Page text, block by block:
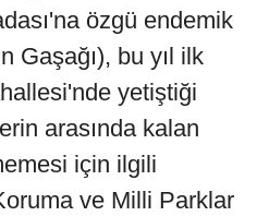
özgü endemik
Gaşağı), bu yıl ilk
yetiştiği
arasında kalan
için ilgili
ve Milli Parklar